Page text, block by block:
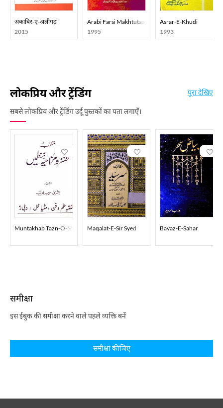
अकाबिर-ए-अलीगढ़
2015
Arabi Farsi Makhtutaat Barre-Sagheer Mein
1995
Asrar-E-Khudi
1993
लोकप्रिय और ट्रेंडिंग
सबसे लोकप्रिय और ट्रेंडिंग उर्दू पुस्तकों का पता लगाएँ।
पूरा देखिए
Muntakhab Tazn-O-Mazahiya Nazmein
Maqalat-E-Sir Syed Bayaz-E-Sahar
समीक्षा
इस ईबुक की समीक्षा करने वाले पहले व्यक्ति बनें
समीक्षा कीजिए